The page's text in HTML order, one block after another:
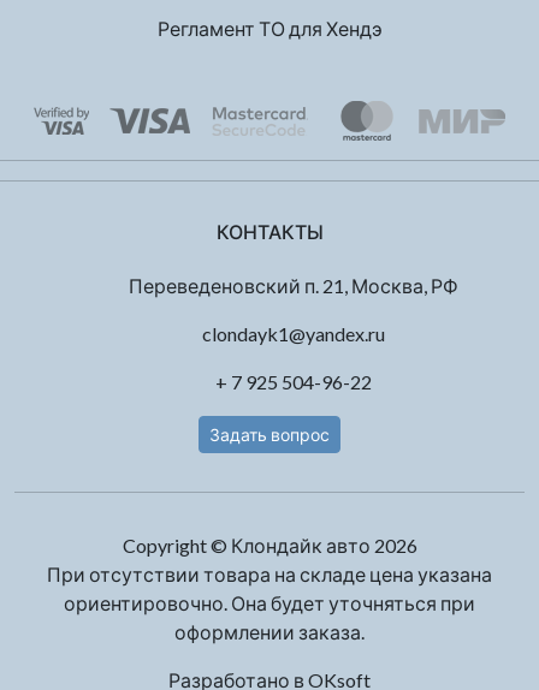
Регламент ТО для Хендэ
КОНТАКТЫ
Переведеновский п. 21, Москва, РФ
clondayk1@yandex.ru
+ 7 925 504-96-22
Задать вопрос
Copyright © Клондайк авто 2026
При отсутствии товара на складе цена указана
ориентировочно. Она будет уточняться при
оформлении заказа.
Разработано в OKsoft